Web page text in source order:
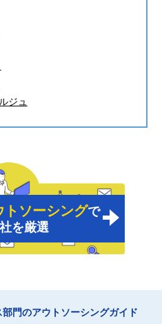
ジュ
トソーシングで
を厳選
門のアウトソーシングガイド